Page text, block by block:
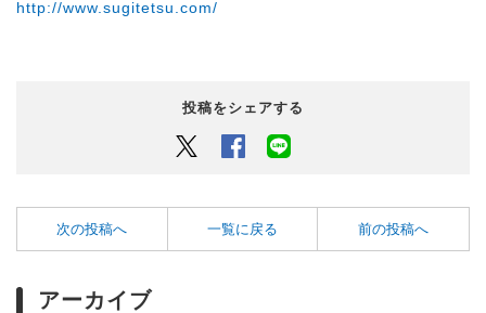
http://www.sugitetsu.com/
投稿をシェアする
Twitter Facebook
次の投稿へ 一覧に戻る 前の投稿へ
アーカイブ